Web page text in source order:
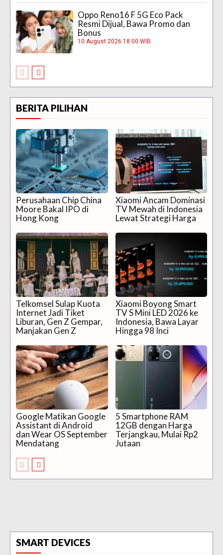
Oppo Reno16 F 5G Eco Pack
Resmi Dijual, Bawa Promo dan
Bonus
10 August 2026 18:00 WIB
BERITA PILIHAN
Perusahaan Chip China
Moore Bakal IPO di
Hong Kong
Xiaomi Ancam Dominasi
TV Mewah di Indonesia
Lewat Strategi Harga
Telkomsel Sulap Kuota
Internet Jadi Tiket
Liburan, Gen Z Gempar,
Manjakan Gen Z
Xiaomi Boyong Smart
TV S Mini LED 2026 ke
Indonesia, Bawa Layar
Hingga 98 Inci
Google Matikan Google
Assistant di Android
dan Wear OS September
Mendatang
5 Smartphone RAM
12GB dengan Harga
Terjangkau, Mulai Rp2
Jutaan
SMART DEVICES